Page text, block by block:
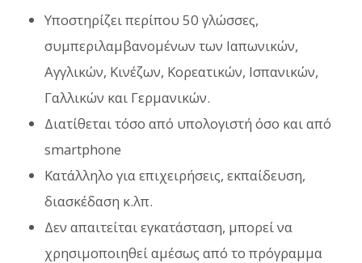
Υποστηρίζει περίπου 50 γλώσσες,
συμπεριλαμβανομένων των Ιαπωνικών,
Αγγλικών, Κινέζων, Κορεατικών, Ισπανικών,
Γαλλικών και Γερμανικών.
Διατίθεται τόσο από υπολογιστή όσο και από
smartphone
Κατάλληλο για επιχειρήσεις, εκπαίδευση,
διασκέδαση κ.λπ.
Δεν απαιτείται εγκατάσταση, μπορεί να
χρησιμοποιηθεί αμέσως από το πρόγραμμα